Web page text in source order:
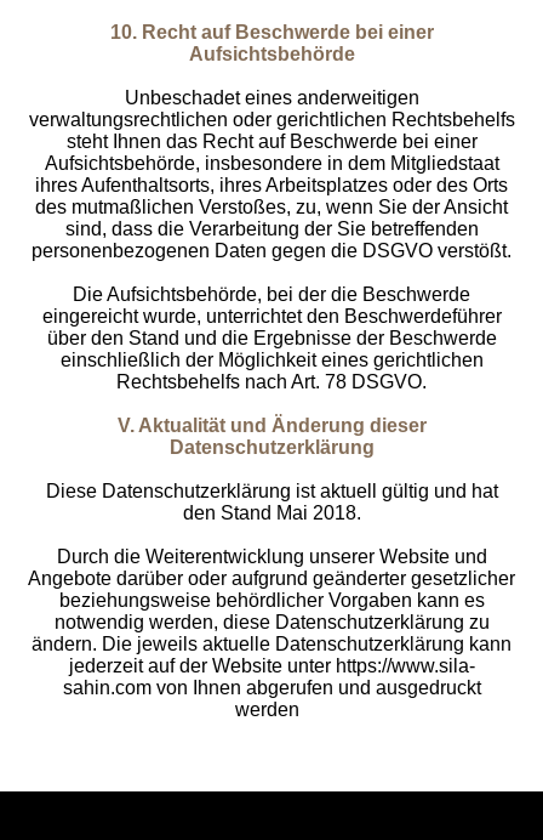
10. Recht auf Beschwerde bei einer
Aufsichtsbehörde
Unbeschadet eines anderweitigen
verwaltungsrechtlichen oder gerichtlichen Rechtsbehelfs
steht Ihnen das Recht auf Beschwerde bei einer
Aufsichtsbehörde, insbesondere in dem Mitgliedstaat
ihres Aufenthaltsorts, ihres Arbeitsplatzes oder des Orts
des mutmaßlichen Verstoßes, zu, wenn Sie der Ansicht
sind, dass die Verarbeitung der Sie betreffenden
personenbezogenen Daten gegen die DSGVO verstößt.
Die Aufsichtsbehörde, bei der die Beschwerde
eingereicht wurde, unterrichtet den Beschwerdeführer
über den Stand und die Ergebnisse der Beschwerde
einschließlich der Möglichkeit eines gerichtlichen
Rechtsbehelfs nach Art. 78 DSGVO.
V. Aktualität und Änderung dieser
Datenschutzerklärung
Diese Datenschutzerklärung ist aktuell gültig und hat
den Stand Mai 2018.
Durch die Weiterentwicklung unserer Website und
Angebote darüber oder aufgrund geänderter gesetzlicher
beziehungsweise behördlicher Vorgaben kann es
notwendig werden, diese Datenschutzerklärung zu
ändern. Die jeweils aktuelle Datenschutzerklärung kann
jederzeit auf der Website unter https://www.sila-
sahin.com von Ihnen abgerufen und ausgedruckt
werden